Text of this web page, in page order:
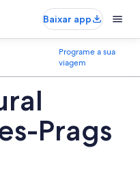
Baixar app
Programe a sua
viagem
Prags